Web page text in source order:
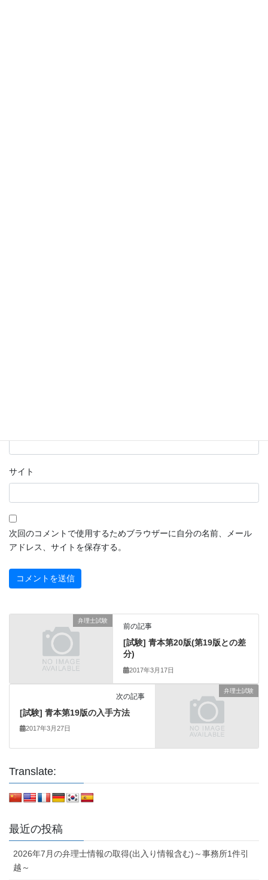
サイト
次回のコメントで使用するためブラウザーに自分の名前、メール
アドレス、サイトを保存する。
弁理士試験
前の記事
[試験] 青本第20版(第19版との差
分)
2017年3月17日
弁理士試験
次の記事
[試験] 青本第19版の入手方法
2017年3月27日
Translate:
最近の投稿
2026年7月の弁理士情報の取得(出入り情報含む)～事務所1件引
越～